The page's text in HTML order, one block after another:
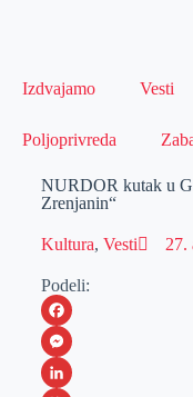
Izdvajamo Vesti
Poljoprivreda
NURDOR kutak u
Zrenjanin“
Kultura, Vesti 27.
Podeli:
F
aM